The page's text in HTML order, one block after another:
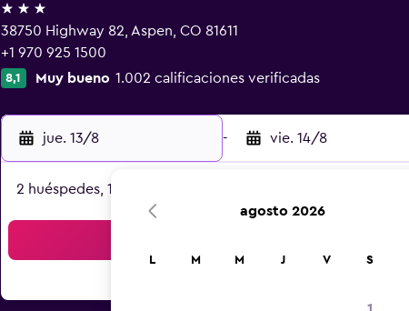
3 estrellas
38750 Highway 82, Aspen, CO 81611
+1 970 925 1500
8,1 Muy bueno 1.002 calificaciones verificadas
jue. 13/8 - vie. 14/8
2 huéspedes, 1 habitación
agosto 2026
L M M J V S